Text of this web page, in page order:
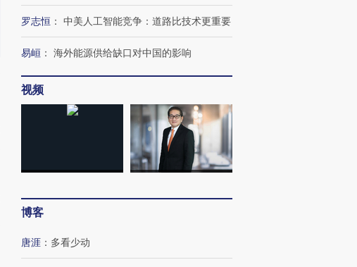
罗志恒 ： 中美人工智能竞争：道路比技术更重要
易峘 ： 海外能源供给缺口对中国的影响
视频
博客
唐涯 ： 多看少动